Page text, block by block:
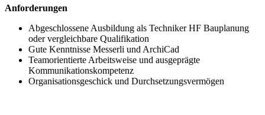
Anforderungen
Abgeschlossene Ausbildung als Techniker HF Bauplanung
oder vergleichbare Qualifikation
Gute Kenntnisse Messerli und ArchiCad
Teamorientierte Arbeitsweise und ausgeprägte
Kommunikationskompetenz
Organisationsgeschick und Durchsetzungsvermögen